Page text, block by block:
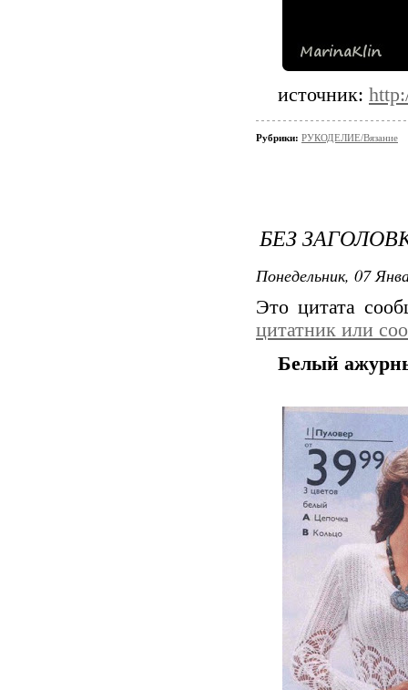
источник:
Рубрики: РУКОДЕЛИЕ/Вязание
БЕЗ
Понедельник, 07
Это цитата
цитатник или
Белый